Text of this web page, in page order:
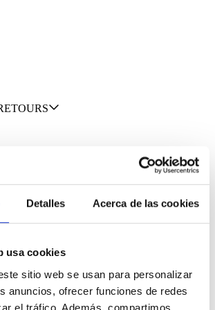
Detalles Acerca de las cookies
usa cookies
sitio web se usan para personalizar
anuncios, ofrecer funciones de redes
el tráfico. Además, compartimos